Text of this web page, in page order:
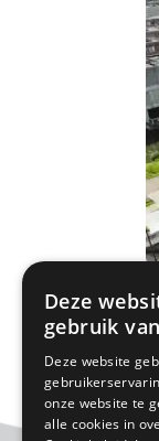
«
Deze
gebruik
Deze website
onze website te
alle cookies in